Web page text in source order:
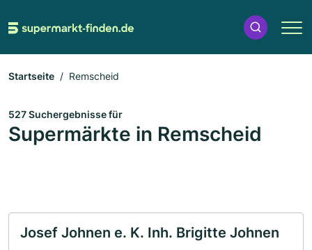
Startseite Remscheid
527 Suchergebnisse für
Supermärkte in Remscheid
Josef Johnen e. K. Inh. Brigitte Johnen